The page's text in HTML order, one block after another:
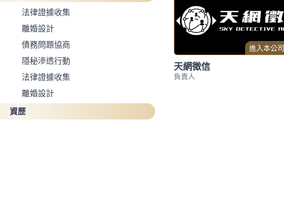
法律證據收集
離婚設計
債務問題協商
隱秘滲透行動
法律證據收集
離婚設計
資歷
進入本公
天網徵信
負責人